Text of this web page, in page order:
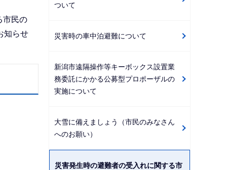
市民の
知らせ
ら
ついて
災害時の車中泊避難について
新潟市遠隔操作等キーボックス設置業
務委託にかかる公募型プロポーザルの
実施について
大雪に備えましょう（市民のみなさん
へのお願い）
災害発生時の避難者の受入れに関する市